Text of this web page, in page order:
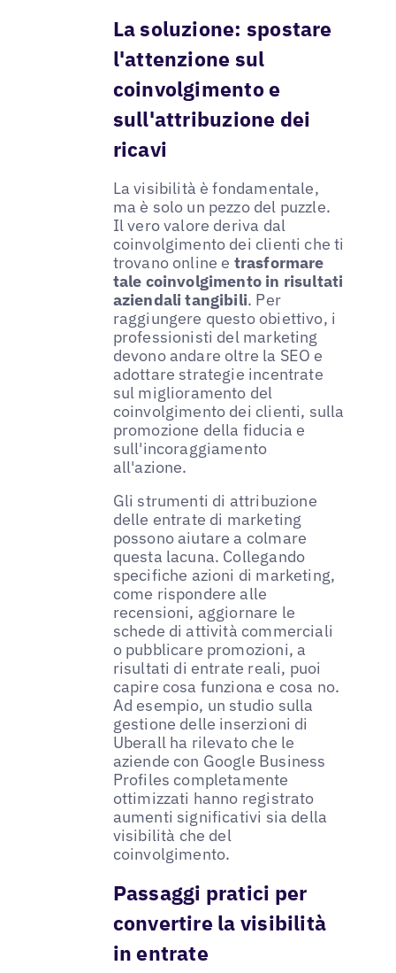
La soluzione: spostare
l'attenzione sul
coinvolgimento e
sull'attribuzione dei
ricavi
La visibilità è fondamentale,
ma è solo un pezzo del puzzle.
Il vero valore deriva dal
coinvolgimento dei clienti che ti
trovano online e trasformare
tale coinvolgimento in risultati
aziendali tangibili. Per
raggiungere questo obiettivo, i
professionisti del marketing
devono andare oltre la SEO e
adottare strategie incentrate
sul miglioramento del
coinvolgimento dei clienti, sulla
promozione della fiducia e
sull'incoraggiamento
all'azione.
Gli strumenti di attribuzione
delle entrate di marketing
possono aiutare a colmare
questa lacuna. Collegando
specifiche azioni di marketing,
come rispondere alle
recensioni, aggiornare le
schede di attività commerciali
o pubblicare promozioni, a
risultati di entrate reali, puoi
capire cosa funziona e cosa no.
Ad esempio, un studio sulla
gestione delle inserzioni di
Uberall ha rilevato che le
aziende con Google Business
Profiles completamente
ottimizzati hanno registrato
aumenti significativi sia della
visibilità che del
coinvolgimento.
Passaggi pratici per
convertire la visibilità
in entrate